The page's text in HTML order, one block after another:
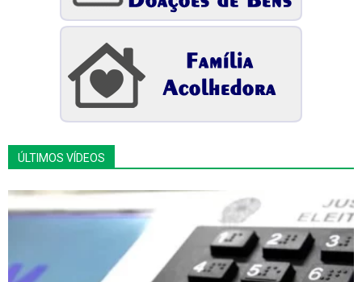
ÚLTIMOS VÍDEOS